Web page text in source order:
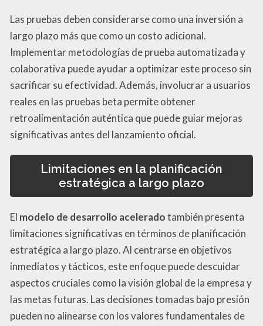
Las pruebas deben considerarse como una inversión a
largo plazo más que como un costo adicional.
Implementar metodologías de prueba automatizada y
colaborativa puede ayudar a optimizar este proceso sin
sacrificar su efectividad. Además, involucrar a usuarios
reales en las pruebas beta permite obtener
retroalimentación auténtica que puede guiar mejoras
significativas antes del lanzamiento oficial.
Limitaciones en la planificación
estratégica a largo plazo
El modelo de desarrollo aceleradotambién presenta
limitaciones significativas en términos de planificación
estratégica a largo plazo. Al centrarse en objetivos
inmediatos y tácticos, este enfoque puede descuidar
aspectos cruciales como la visión global de la empresa y
las metas futuras. Las decisiones tomadas bajo presión
pueden no alinearse con los valores fundamentales de